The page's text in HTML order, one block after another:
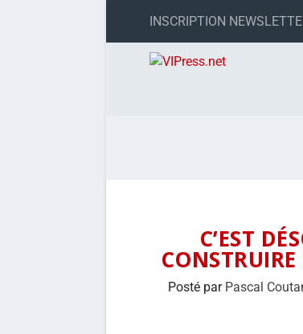
INSCRIPTION
C’EST
Posté par Pascal